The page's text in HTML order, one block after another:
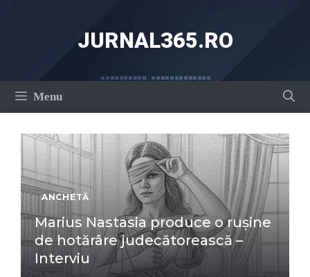
JURNAL365.RO
Menu
ANCHETĂ
Marius Nastasia produce o rușine
de hotărâre judecătorească –
Interviu